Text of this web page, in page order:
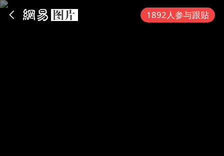
1892人参与跟贴
App内打开